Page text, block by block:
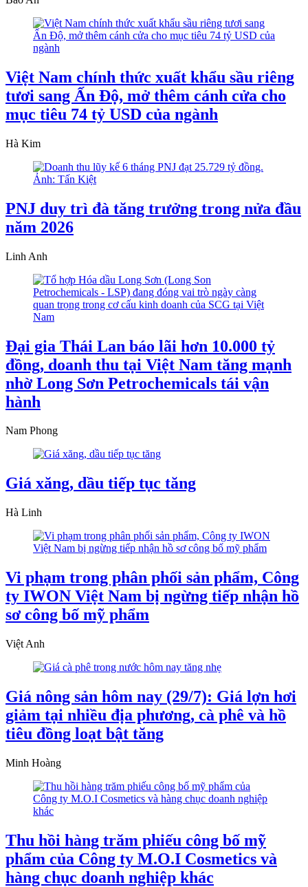
Việt Nam chính thức xuất khẩu sầu riêng
tươi sang Ấn Độ, mở thêm cánh cửa cho
mục tiêu 74 tỷ USD của ngành
Hà Kim
PNJ duy trì đà tăng trưởng trong nửa đầu
năm 2026
Linh Anh
Đại gia Thái Lan báo lãi hơn 10.000 tỷ
đồng, doanh thu tại Việt Nam tăng mạnh
nhờ Long Sơn Petrochemicals tái vận
hành
Nam Phong
Giá xăng, dầu tiếp tục tăng
Hà Linh
Vi phạm trong phân phối sản phẩm, Công
ty IWON Việt Nam bị ngừng tiếp nhận hồ
sơ công bố mỹ phẩm
Việt Anh
Giá nông sản hôm nay (29/7): Giá lợn hơi
giảm tại nhiều địa phương, cà phê và hồ
tiêu đồng loạt bật tăng
Minh Hoàng
Thu hồi hàng trăm phiếu công bố mỹ
phẩm của Công ty M.O.I Cosmetics và
hàng chục doanh nghiệp khác